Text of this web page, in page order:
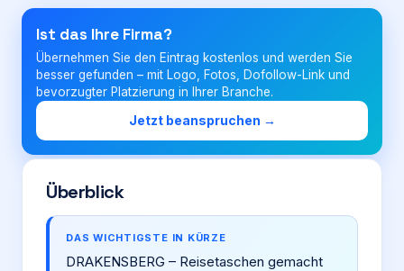
Ist das Ihre Firma?
Übernehmen Sie den Eintrag kostenlos und werden Sie
besser gefunden – mit Logo, Fotos, Dofollow-Link und
bevorzugter Platzierung in Ihrer Branche.
Jetzt beanspruchen →
Überblick
DAS WICHTIGSTE IN KÜRZE
DRAKENSBERG – Reisetaschen gemacht